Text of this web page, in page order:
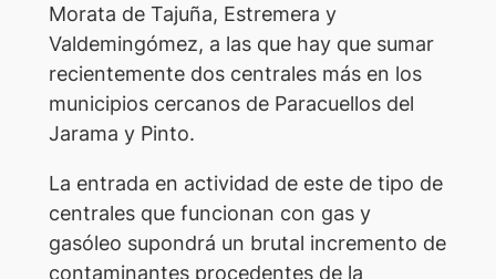
Morata de Tajuña, Estremera y
Valdemingómez, a las que hay que sumar
recientemente dos centrales más en los
municipios cercanos de Paracuellos del
Jarama y Pinto.
La entrada en actividad de este de tipo de
centrales que funcionan con gas y
gasóleo supondrá un brutal incremento de
contaminantes procedentes de la